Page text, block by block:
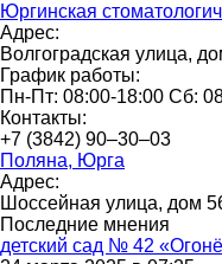
Юргинская
Адрес:
Волгоградская улица,
График работы:
Пн-Пт: 08:00-18:00 Сб:
Контакты:
+7 (3842) 90‒30‒03
Поляна, Юрга
Адрес:
Шоссейная улица, дом
Последние мнения
детский сад № 42